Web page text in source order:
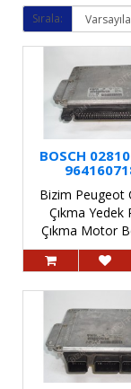
Sırala:
BOSCH
Bizim Peugeot
Çıkma Yedek
Çıkma Motor